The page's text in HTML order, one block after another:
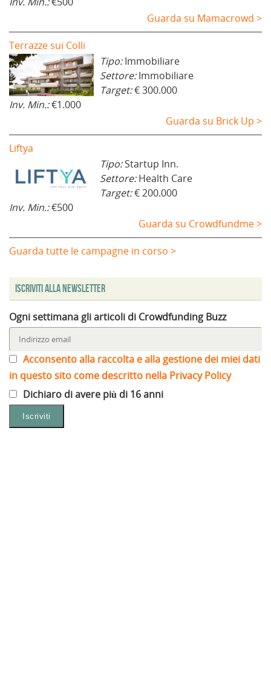
Guarda su Mamacrowd >
Terrazze sui Colli
Tipo:Immobiliare
Settore:Immobiliare
Target:€ 300.000
Inv. Min.:€1.000
Guarda su Brick Up >
Liftya
Tipo:Startup Inn.
Settore:Health Care
Target:€ 200.000
Inv. Min.:€500
Guarda su Crowdfundme >
Guarda tutte le campagne in corso >
Iscriviti alla Newsletter
Ogni settimana gli articoli di Crowdfunding Buzz
Acconsento alla raccolta e alla gestione dei miei dati
in questo sito come descritto nella Privacy Policy
Dichiaro di avere più di 16 anni